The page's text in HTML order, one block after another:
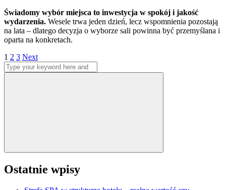
Świadomy wybór miejsca to inwestycja w spokój i jakość
wydarzenia. Wesele trwa jeden dzień, lecz wspomnienia pozostają
na lata – dlatego decyzja o wyborze sali powinna być przemyślana i
oparta na konkretach.
Stronicowanie
wpisów
Page
1 Page
2 Page
3 Next
Search
for:
Ostatnie wpisy